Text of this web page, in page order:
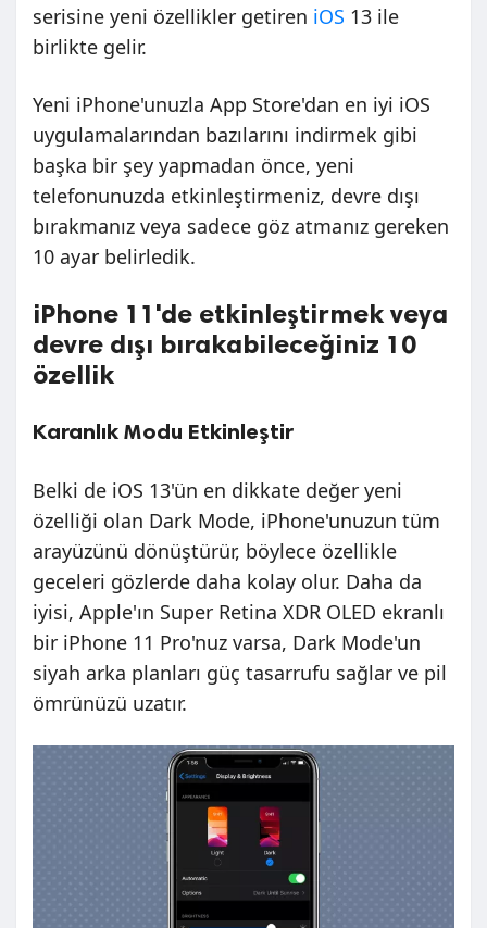
serisine yeni özellikler getiren iOS 13 ile
birlikte gelir.
Yeni iPhone'unuzla App Store'dan en iyi iOS
uygulamalarından bazılarını indirmek gibi
başka bir şey yapmadan önce, yeni
telefonunuzda etkinleştirmeniz, devre dışı
bırakmanız veya sadece göz atmanız gereken
10 ayar belirledik.
iPhone 11'de etkinleştirmek veya
devre dışı bırakabileceğiniz 10
özellik
Karanlık Modu Etkinleştir
Belki de iOS 13'ün en dikkate değer yeni
özelliği olan Dark Mode, iPhone'unuzun tüm
arayüzünü dönüştürür, böylece özellikle
geceleri gözlerde daha kolay olur. Daha da
iyisi, Apple'ın Super Retina XDR OLED ekranlı
bir iPhone 11 Pro'nuz varsa, Dark Mode'un
siyah arka planları güç tasarrufu sağlar ve pil
ömrünüzü uzatır.